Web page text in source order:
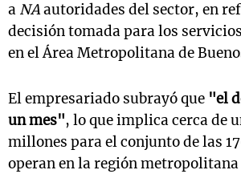
a NAautoridades del sector, en
decisión tomada para los
en el Área Metropolitana de
El empresariado subrayó que "el
un mes", lo que implica cerca de
millones para el conjunto de las
operan en la región metropolitana